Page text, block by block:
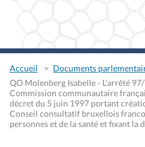
Accueil
Documents
QO Molenberg Isabelle - L'arrêté
Commission communautaire
décret du 5 juin 1997 portant
Conseil consultatif bruxellois
personnes et de la santé et fixant la